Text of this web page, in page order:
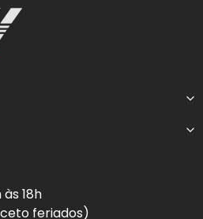
18h
feriados)